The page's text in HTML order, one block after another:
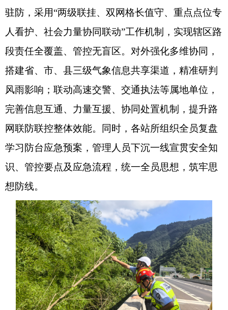
驻防，采用“两级联挂、双网格长值守、重点点位专
人看护、社会力量协同联动”工作机制，实现辖区路
段责任全覆盖、管控无盲区。对外强化多维协同，
搭建省、市、县三级气象信息共享渠道，精准研判
风雨影响；联动高速交警、交通执法等属地单位，
完善信息互通、力量互援、协同处置机制，提升路
网联防联控整体效能。同时，各站所组织全员复盘
学习防台应急预案，管理人员下沉一线宣贯安全知
识、管控要点及应急流程，统一全员思想，筑牢思
想防线。